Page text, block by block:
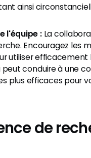
ainsi
l'équipe :La
Encouragez les
utiliser
peut conduire à une
plus efficaces pour
de